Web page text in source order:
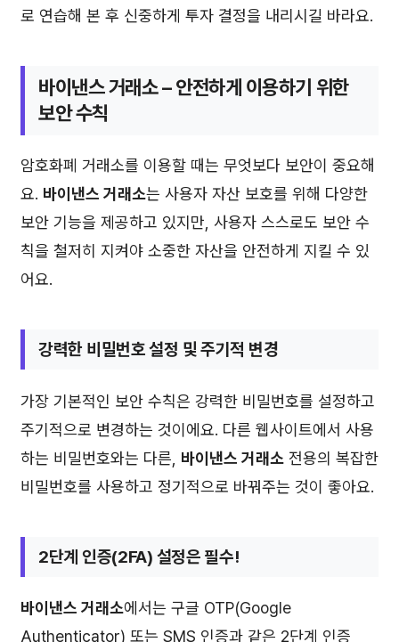
로 연습해 본 후 신중하게 투자 결정을 내리시길 바라요.
바이낸스 거래소– 안전하게 이용하기 위한
보안 수칙
암호화폐 거래소를 이용할 때는 무엇보다 보안이 중요해
요. 바이낸스 거래소는 사용자 자산 보호를 위해 다양한
보안 기능을 제공하고 있지만, 사용자 스스로도 보안 수
칙을 철저히 지켜야 소중한 자산을 안전하게 지킬 수 있
어요.
강력한 비밀번호 설정 및 주기적 변경
가장 기본적인 보안 수칙은 강력한 비밀번호를 설정하고
주기적으로 변경하는 것이에요. 다른 웹사이트에서 사용
하는 비밀번호와는 다른, 바이낸스 거래소 전용의 복잡한
비밀번호를 사용하고 정기적으로 바꿔주는 것이 좋아요.
2단계 인증(2FA) 설정은 필수!
바이낸스 거래소에서는 구글 OTP(Google
Authenticator) 또는 SMS 인증과 같은 2단계 인증